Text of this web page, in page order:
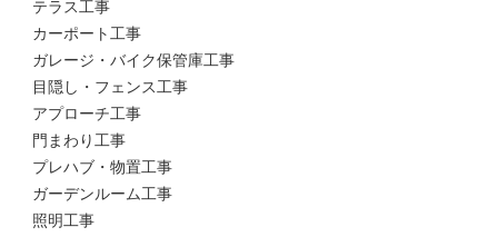
テラス工事
カーポート工事
ガレージ・バイク保管庫工事
目隠し・フェンス工事
アプローチ工事
門まわり工事
プレハブ・物置工事
ガーデンルーム工事
照明工事